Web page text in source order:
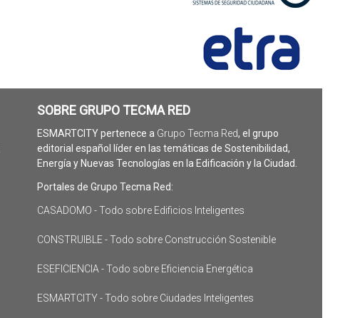
SOBRE GRUPO TECMA RED
ESMARTCITY pertenece a Grupo Tecma Red, el grupo
editorial español líder en las temáticas de Sostenibilidad,
Energía y Nuevas Tecnologías en la Edificación y la Ciudad.
Portales de Grupo Tecma Red:
CASADOMO - Todo sobre Edificios Inteligentes
CONSTRUIBLE - Todo sobre Construcción Sostenible
ESEFICIENCIA - Todo sobre Eficiencia Energética
ESMARTCITY - Todo sobre Ciudades Inteligentes